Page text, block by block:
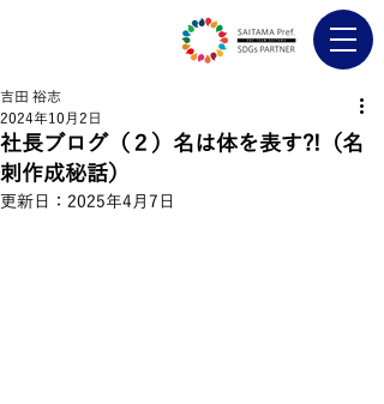
社長ブログ（２）名は体を表す?!（名
刺作成秘話）
吉田 裕志
2024年10月2日
更新日： 2025年4月7日